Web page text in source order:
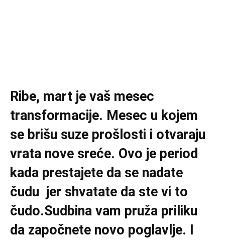
Ribe, mart je vaš mesec
transformacije. Mesec u kojem
se brišu suze prošlosti i otvaraju
vrata nove sreće. Ovo je period
kada prestajete da se nadate
čudu jer shvatate da ste vi to
čudo.Sudbina vam pruža priliku
da započnete novo poglavlje. I